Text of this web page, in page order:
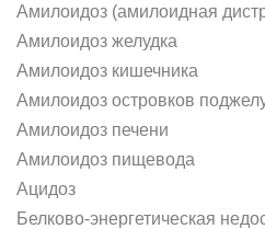
Амилоидоз (амилоидная
Амилоидоз желудка
Амилоидоз кишечника
Амилоидоз островков
Амилоидоз печени
Амилоидоз пищевода
Ацидоз
Белково-энергетическая